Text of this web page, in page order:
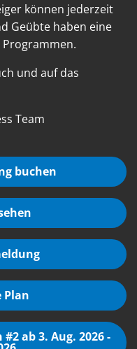
können jederzeit
Geübte haben eine
und auf das
Team
buchen
Plan
ab 3. Aug. 2026 -